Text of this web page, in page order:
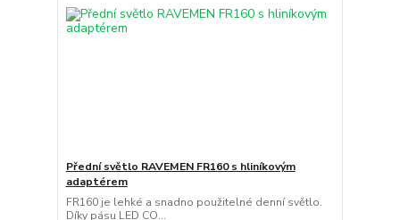
Přední světlo RAVEMEN FR160 s hliníkovým
adaptérem
FR160 je lehké a snadno použitelné denní světlo.
Díky pásu LED CO...